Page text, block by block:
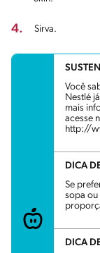
4. Sirva.
Você
Nestlé
mais
acesse
http://
DICA
Se
sopa ou
DICA